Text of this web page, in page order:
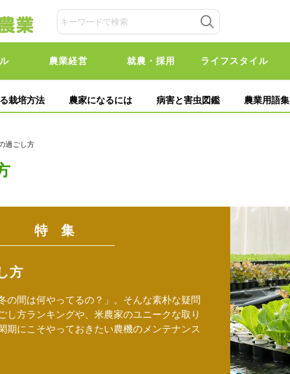
農業経営 就農・採用 ライフスタイル
栽培方法 農家になるには 病害と害虫図鑑 農業用語集
過ごし方
特 集
方
の間は何やってるの？」。そんな素朴な疑問
し方ランキングや、米農家のユニークな取り
期にこそやっておきたい農機のメンテナンス